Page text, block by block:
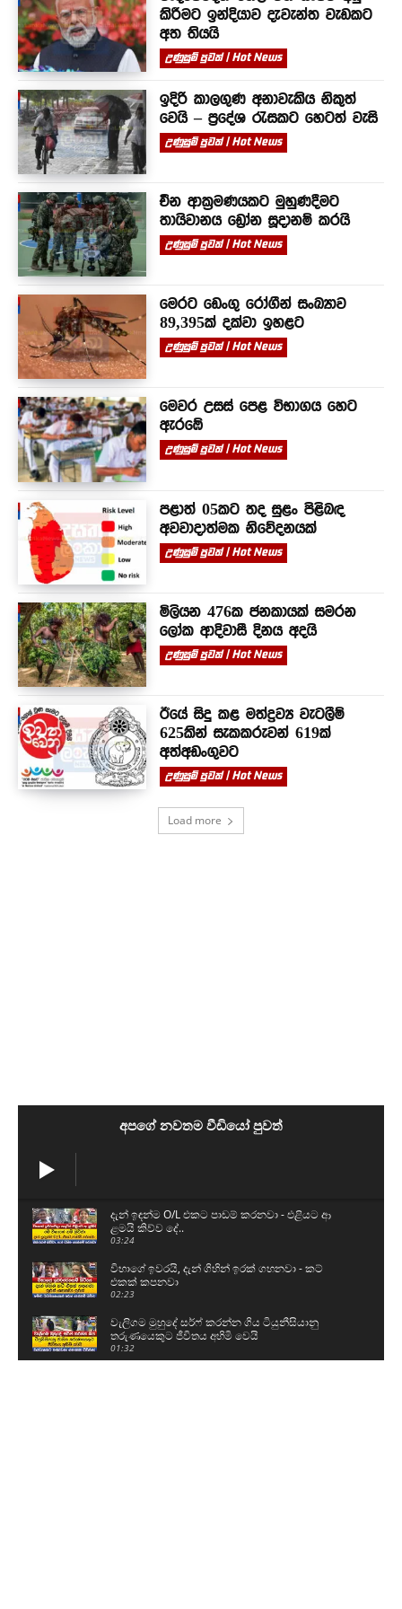
කිරීමට ඉන්දියාව දැවැන්ත වැඩකට
අත තියයි
උණුසුම් පුවත් | Hot News
ඉදිරි කාලගුණ අනාවැකිය නිකුත්
වෙයි – ප්‍රදේශ රැසකට හෙටත් වැසි
උණුසුම් පුවත් | Hot News
චීන ආක්‍රමණයකට මුහුණදීමට
තායිවානය ඩ්‍රෝන සූදානම් කරයි
උණුසුම් පුවත් | Hot News
මෙරට ඩෙංගු රෝගීන් සංඛ්‍යාව
89,395ක් දක්වා ඉහළට
උණුසුම් පුවත් | Hot News
මෙවර උසස් පෙළ විභාගය හෙට
ඇරඹේ
උණුසුම් පුවත් | Hot News
පළාත් 05කට තද සුළං පිළිබඳ
අවවාදාත්මක නිවේදනයක්
උණුසුම් පුවත් | Hot News
මිලියන 476ක ජනකායක් සමරන
ලෝක ආදිවාසී දිනය අදයි
උණුසුම් පුවත් | Hot News
ඊයේ සිදු කළ මත්ද්‍රව්‍ය වැටලීම්
625කින් සැකකරුවන් 619ක්
අත්අඩංගුවට
උණුසුම් පුවත් | Hot News
Load more
අපගේ නවතම වීඩියෝ පුවත්
දැන් ඉඳන්ම O/L එකට පාඩම් කරනවා - එළියට ආ
ළමයි කිව්ව දේ..
03:24
විභාගේ ඉවරයි, දැන් ගිහින් ඉරක් ගහනවා - කට්
එකක් කපනවා
02:23
වැලිගම මුහුදේ සර්ෆ් කරන්න ගිය ටියුනීසියානු
තරුණයෙකුට ජීවිතය අහිමි වෙයි
01:32